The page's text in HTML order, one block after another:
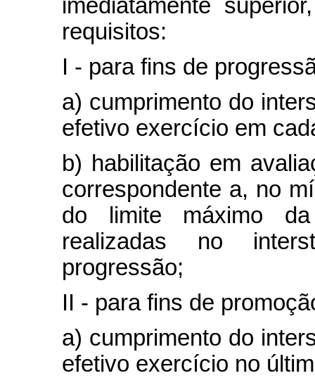
imediatamente
requisitos:
I - para fins de
a) cumprimento do
efetivo exercício em
b) habilitação em
correspondente a, no
do limite máximo
realizadas no
progressão;
II - para fins de
a) cumprimento do
efetivo exercício no